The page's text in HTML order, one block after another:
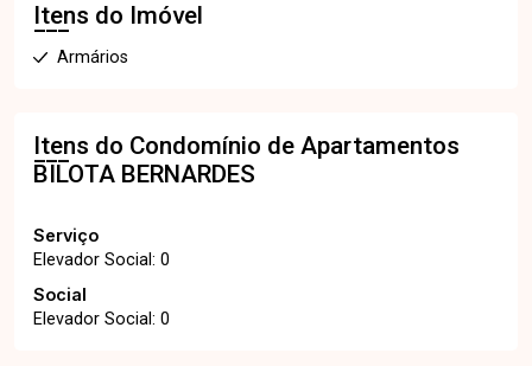
Itens do Imóvel
Armários
Itens do Condomínio de Apartamentos
BILOTA BERNARDES
Serviço
Elevador Social: 0
Social
Elevador Social: 0